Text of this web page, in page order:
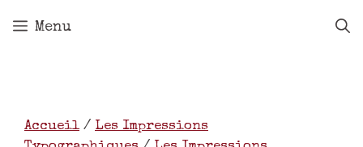
Menu
Accueil/ Les Impressions